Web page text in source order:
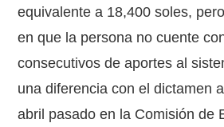
equivalente a 18,400 soles,
en que la persona no cuente
consecutivos de aportes al
una diferencia con el dictamen
abril pasado en la Comisión de